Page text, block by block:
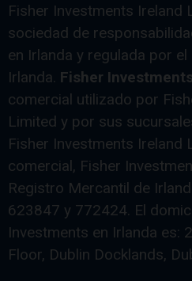
Fisher Investments Ireland
sociedad de
en Irlanda y regulada por
Irlanda. Fisher Investments
comercial utilizado por
Limited y por sus
Fisher Investments Ireland
comercial, Fisher
Registro Mercantil de
623847 y 772424. El
Investments en Irlanda es:
Floor, Dublin Docklands,